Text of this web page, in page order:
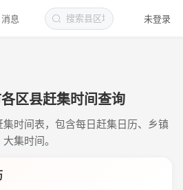
消息 未登录
区县赶集时间查询
时间表，包含每日赶集日历、乡镇
大集时间。